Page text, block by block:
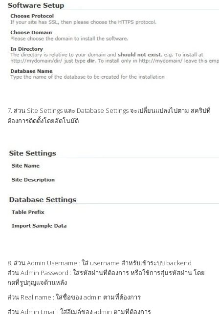
7. ส่วน Site Settings และ Database Settings จะเปลี่ยนแปลงไปตาม สคริปที่
ต้องการติดตั้งโดยอัตโนมัติ
8. ส่วน Admin Username : ใส่ username สำหรับเข้าระบบ backend
ส่วน Admin Password : ใส่รหัสผ่านที่ต้องการ หรือใช้การสุ่มรหัสผ่าน โดย
กดที่รูปกุญแจด้านหลัง
ส่วน Real name : ใส่ชื่อของ admin ตามที่ต้องการ
ส่วน Admin Email : ใส่อีเมล์ของ admin ตามที่ต้องการ